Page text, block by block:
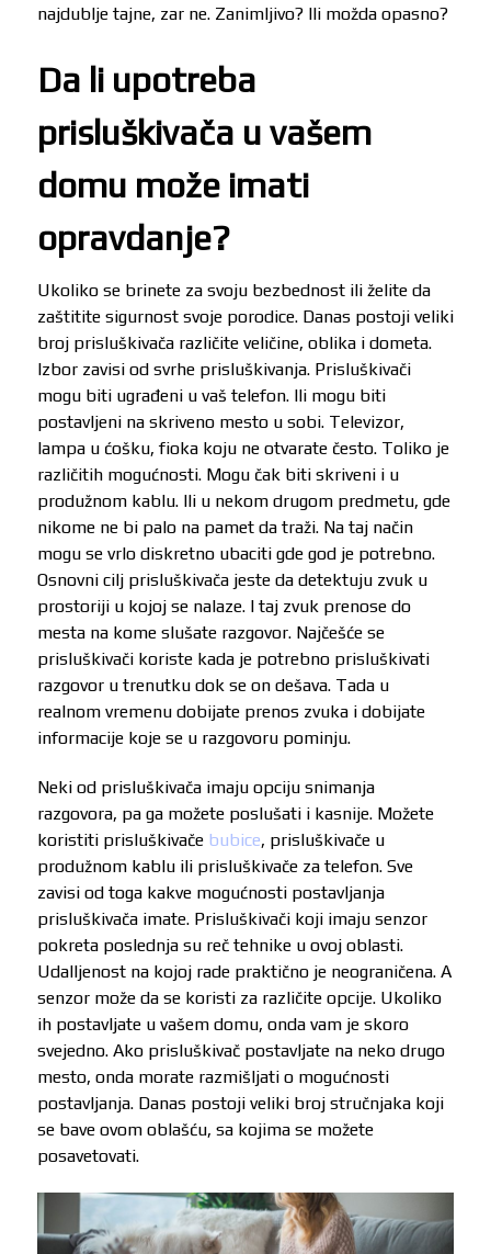
najdublje tajne, zar ne. Zanimljivo? Ili možda opasno?
Da li upotreba
prisluškivača u vašem
domu može imati
opravdanje?
Ukoliko se brinete za svoju bezbednost ili želite da
zaštitite sigurnost svoje porodice. Danas postoji veliki
broj prisluškivača različite veličine, oblika i dometa.
Izbor zavisi od svrhe prisluškivanja. Prisluškivači
mogu biti ugrađeni u vaš telefon. Ili mogu biti
postavljeni na skriveno mesto u sobi. Televizor,
lampa u ćošku, fioka koju ne otvarate često. Toliko je
različitih mogućnosti. Mogu čak biti skriveni i u
produžnom kablu. Ili u nekom drugom predmetu, gde
nikome ne bi palo na pamet da traži. Na taj način
mogu se vrlo diskretno ubaciti gde god je potrebno.
Osnovni cilj prisluškivača jeste da detektuju zvuk u
prostoriji u kojoj se nalaze. I taj zvuk prenose do
mesta na kome slušate razgovor. Najčešće se
prisluškivači koriste kada je potrebno prisluškivati
razgovor u trenutku dok se on dešava. Tada u
realnom vremenu dobijate prenos zvuka i dobijate
informacije koje se u razgovoru pominju.
Neki od prisluškivača imaju opciju snimanja
razgovora, pa ga možete poslušati i kasnije. Možete
koristiti prisluškivače bubice, prisluškivače u
produžnom kablu ili prisluškivače za telefon. Sve
zavisi od toga kakve mogućnosti postavljanja
prisluškivača imate. Prisluškivači koji imaju senzor
pokreta poslednja su reč tehnike u ovoj oblasti.
Udalljenost na kojoj rade praktično je neograničena. A
senzor može da se koristi za različite opcije. Ukoliko
ih postavljate u vašem domu, onda vam je skoro
svejedno. Ako prisluškivač postavljate na neko drugo
mesto, onda morate razmišljati o mogućnosti
postavljanja. Danas postoji veliki broj stručnjaka koji
se bave ovom oblašću, sa kojima se možete
posavetovati.